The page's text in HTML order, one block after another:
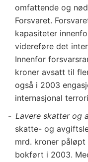
omfattende og
Forsvaret.
kapasiteter
videreføre det
Innenfor
kroner avsatt til
også i 2003
internasjonal
Lavere skatter og
skatte- og
mrd. kroner
bokført i 2003.